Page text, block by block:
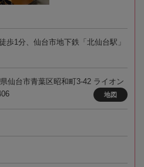
歩1分、仙台市地下鉄「北仙台駅」
仙台市青葉区昭和町3-42 ライオン
地図